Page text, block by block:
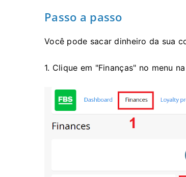
Passo a passo
Você pode sacar dinheiro da sua
1. Clique em "Finanças" no menu